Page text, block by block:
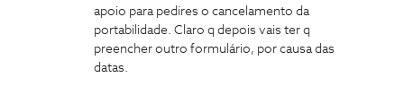
apoio para pedires o cancelamento da
portabilidade. Claro q depois vais ter q
preencher outro formulário, por causa das
datas.